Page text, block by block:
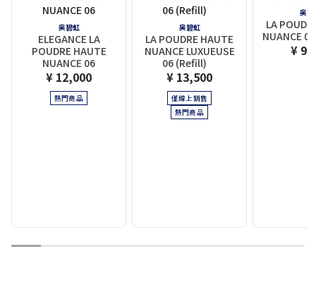
奥碧虹
ELEGANCE LA
POUDRE HAUTE
NUANCE 06
¥ 12,000
熱門商品
奥碧虹
LA POUDRE HAUTE
NUANCE LUXUEUSE
06 (Refill)
¥ 13,500
僅線上銷售
熱門商品
奥碧
LA
NUANCE
¥
1 2 3 4 5 6 7 8 9 10